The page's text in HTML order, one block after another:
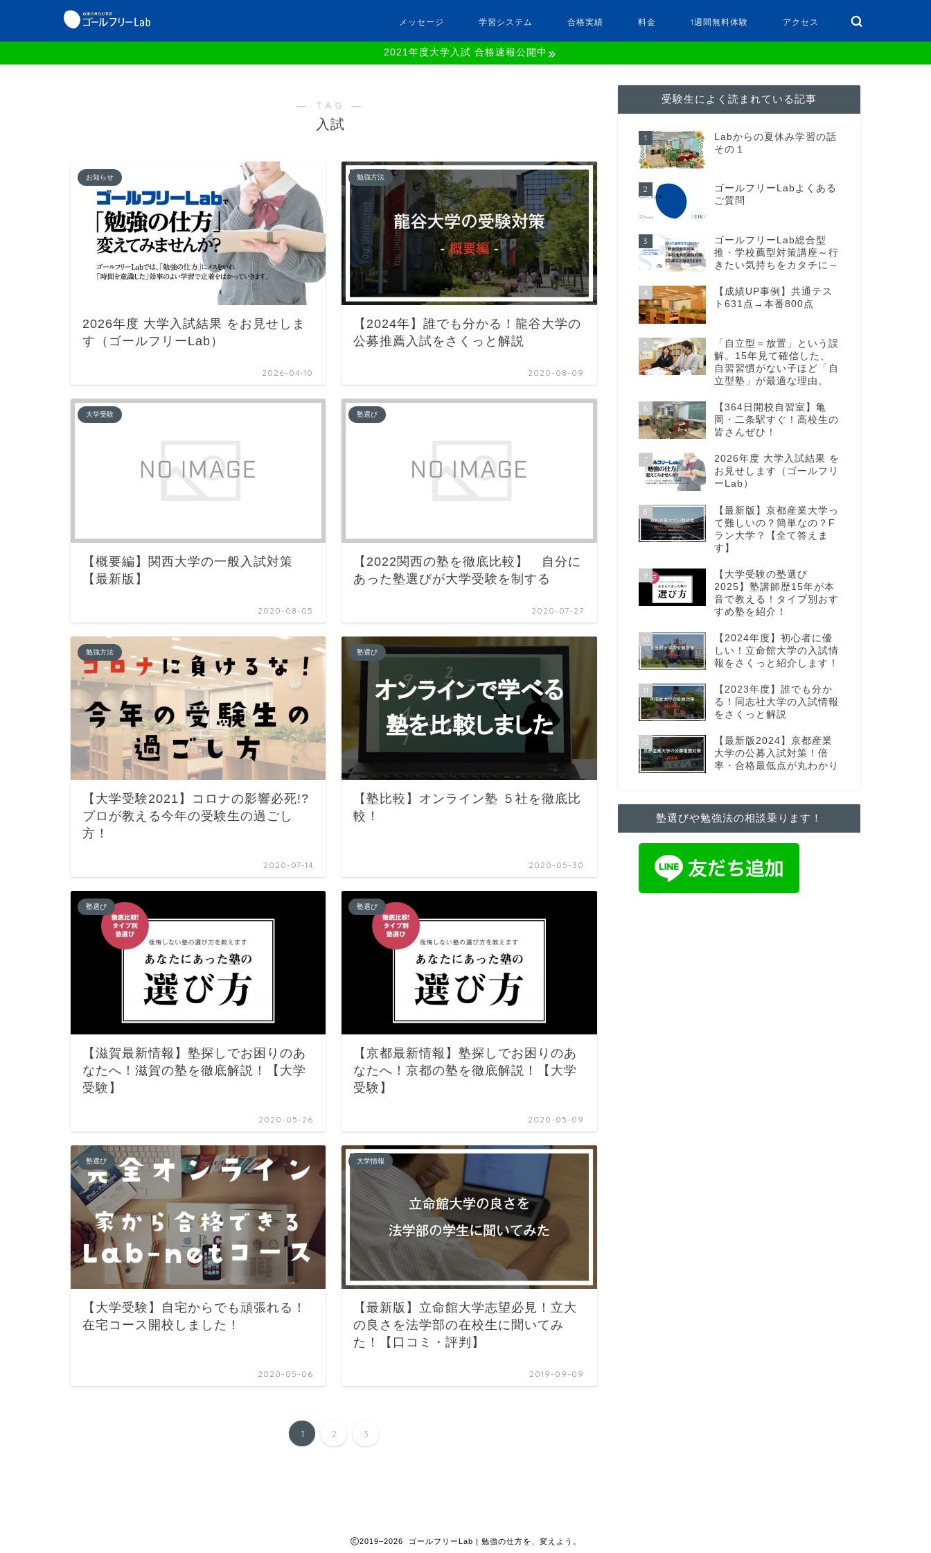
メッセージ 学習システム 合格実績 料金 1週間無料体験 アクセス
2021年度大学入試 合格速報公開中
― TAG ―
入試
お知らせ
2026年度 大学入試結果 をお見せしま
す（ゴールフリーLab）
2026-04-10
勉強方法
【2024年】誰でも分かる！龍谷大学の
公募推薦入試をさくっと解説
2020-08-09
大学受験
【概要編】関西大学の一般入試対策
【最新版】
2020-08-05
塾選び
【2022関西の塾を徹底比較】 自分に
あった塾選びが大学受験を制する
2020-07-27
勉強方法
【大学受験2021】コロナの影響必死!?
プロが教える今年の受験生の過ごし
方！
2020-07-14
塾選び
【塾比較】オンライン塾 ５社を徹底比
較！
2020-05-30
塾選び
【滋賀最新情報】塾探しでお困りのあ
なたへ！滋賀の塾を徹底解説！【大学
受験】
2020-05-26
塾選び
【京都最新情報】塾探しでお困りのあ
なたへ！京都の塾を徹底解説！【大学
受験】
2020-05-09
塾選び
【大学受験】自宅からでも頑張れる！
在宅コース開校しました！
2020-05-06
大学情報
【最新版】立命館大学志望必見！立大
の良さを法学部の在校生に聞いてみ
た！【口コミ・評判】
2019-09-09
1 2 3
受験生によく読まれている記事
1
Labからの夏休み学習の話
その１
2
ゴールフリーLabよくある
ご質問
3
ゴールフリーLab総合型
推・学校薦型対策講座～行
きたい気持ちをカタチに～
4
【成績UP事例】共通テス
ト631点→本番800点
5
「自立型＝放置」という誤
解。15年見て確信した、
自習習慣がない子ほど「自
立型塾」が最適な理由。
6
【364日開校自習室】亀
岡・二条駅すぐ！高校生の
皆さんぜひ！
7
2026年度 大学入試結果 を
お見せします（ゴールフリ
ーLab）
8
【最新版】京都産業大学っ
て難しいの？簡単なの？F
ラン大学？【全て答えま
す】
9
【大学受験の塾選び
2025】塾講師歴15年が本
音で教える！タイプ別おす
すめ塾を紹介！
10
【2024年度】初心者に優
しい！立命館大学の入試情
報をさくっと紹介します！
11
【2023年度】誰でも分か
る！同志社大学の入試情報
をさくっと解説
12
【最新版2024】京都産業
大学の公募入試対策！倍
率・合格最低点が丸わかり
塾選びや勉強法の相談乗ります！
2019–2026 ゴールフリーLab | 勉強の仕方を、変えよう。